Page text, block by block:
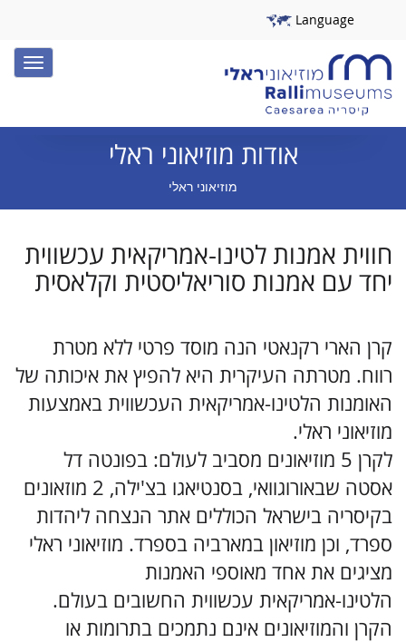
Language
Toggle
אודות מוזיאוני ראלי
מוזיאוני ראלי
חווית אמנות לטינו-אמריקאית עכשווית
יחד עם אמנות סוריאליסטית וקלאסית
קרן הארי רקנאטי הנה מוסד פרטי ללא מטרת
רווח. מטרתה העיקרית היא להפיץ את איכותה של
האומנות הלטינו-אמריקאית העכשווית באמצעות
מוזיאוני ראלי.
לקרן 5 מוזיאונים מסביב לעולם: בפונטה דל
אסטה שבאורוגוואי, בסנטיאגו בצ'ילה, 2 מוזאונים
בקיסריה בישראל הכוללים אתר הנצחה ליהדות
ספרד, וכן מוזיאון במארביה בספרד. מוזיאוני ראלי
מציגים את אחד מאוספי האמנות
הלטינו-אמריקאית עכשווית החשובים בעולם.
הקרן והמוזיאונים אינם נתמכים בתרומות או